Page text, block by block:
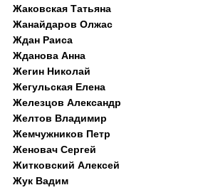
Жаковская Татьяна
Жанайдаров Олжас
Ждан Раиса
Жданова Анна
Жегин Николай
Жегульская Елена
Железцов Александр
Желтов Владимир
Жемчужников Петр
Женовач Сергей
Житковский Алексей
Жук Вадим